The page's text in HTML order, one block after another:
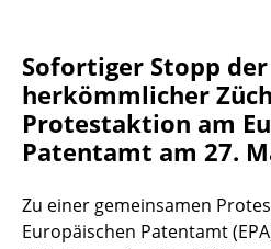
Sofortiger Stopp
herkömmlicher
Protestaktion am
Patentamt am 27.
Zu einer gemeinsamen
Europäischen Patentamt